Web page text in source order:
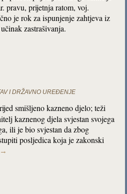
pravu, prijetnja ratom, voj.
je rok za ispunjenje zahtjeva iz
zastrašivanja.
I DRŽAVNO UREĐENJE
smišljeno kazneno djelo; teži
kaznenog djela svjestan svojega
ili je bio svjestan da zbog
posljedica koja je zakonski
→